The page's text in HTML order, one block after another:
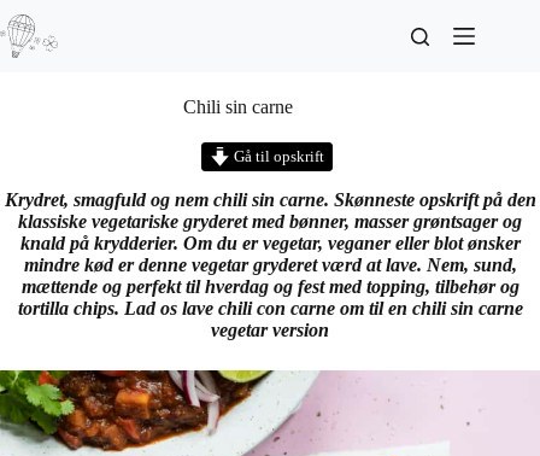
Chili sin carne
Gå til opskrift
Krydret, smagfuld og nem chili sin carne. Skønneste opskrift på den
klassiske vegetariske gryderet med bønner, masser grøntsager og
knald på krydderier. Om du er vegetar, veganer eller blot ønsker
mindre kød er denne vegetar gryderet værd at lave. Nem, sund,
mættende og perfekt til hverdag og fest med topping, tilbehør og
tortilla chips. Lad os lave chili con carne om til en chili sin carne
vegetar version